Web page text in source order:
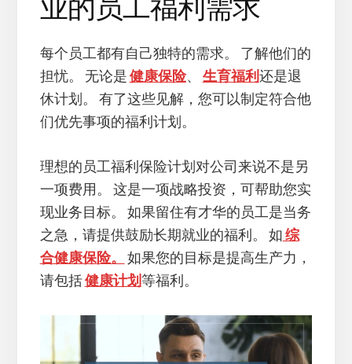
业的员工福利需求
每个员工都有自己独特的需求。 了解他们的
担忧。 无论是 健康保险、 生育福利 还是退
休计划。 有了这些见解，您可以制定符合他
们优先事项的福利计划。
理想的员工福利保险计划对公司来说不是另
一项费用。 这是一项战略投资，可帮助您实
现业务目标。 如果留住有才华的员工是当务
之急，请提供鼓励长期就业的福利。 如 综
合健康保险。
如果您的目标是提高生产力，
请包括健康计划等福利。